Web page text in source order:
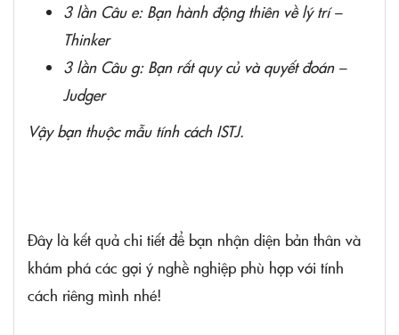
3 lần Câu e: Bạn hành động thiên về lý trí –
Thinker
3 lần Câu g: Bạn rất quy củ và quyết đoán –
Judger
Vậy bạn thuộc mẫu tính cách ISTJ.
Đây là kết quả chi tiết để bạn nhận diện bản thân và
khám phá các gợi ý nghề nghiệp phù hợp với tính
cách riêng mình nhé!